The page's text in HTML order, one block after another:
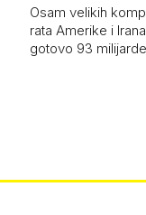
Osam velikih
rata Amerike i
gotovo 93